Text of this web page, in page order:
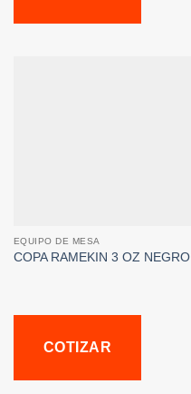
EQUIPO DE MESA
COPA RAMEKIN 3 OZ NEGRO
COTIZAR